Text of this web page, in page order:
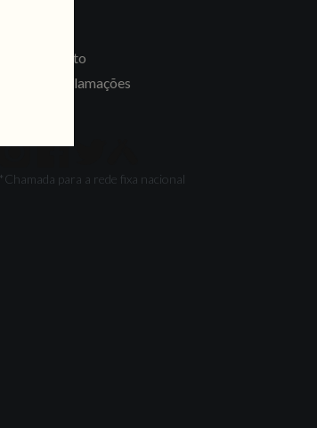
Recrutamento
Livro de Reclamações
*Chamada para a rede fixa nacional